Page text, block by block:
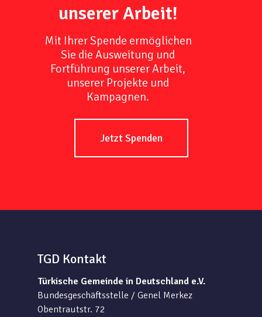
unserer Arbeit!
Mit Ihrer Spende ermöglichen
Sie die Ausweitung und
Fortführung unserer Arbeit,
unserer Projekte und
Kampagnen.
Jetzt Spenden
TGD Kontakt
Türkische Gemeinde in Deutschland e.V.
Bundesgeschäftsstelle / Genel Merkez
Obentrautstr. 72